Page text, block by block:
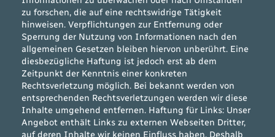
zu forschen, die auf eine rechtswidrige Tätigkeit
hinweisen. Verpflichtungen zur Entfernung oder
Sperrung der Nutzung von Informationen nach den
allgemeinen Gesetzen bleiben hiervon unberührt. Eine
diesbezügliche Haftung ist jedoch erst ab dem
Zeitpunkt der Kenntnis einer konkreten
Rechtsverletzung möglich. Bei bekannt werden von
entsprechenden Rechtsverletzungen werden wir diese
Inhalte umgehend entfernen. Haftung für Links: Unser
Angebot enthält Links zu externen Webseiten Dritter,
auf deren Inhalte wir keinen Einfluss haben. Deshalb